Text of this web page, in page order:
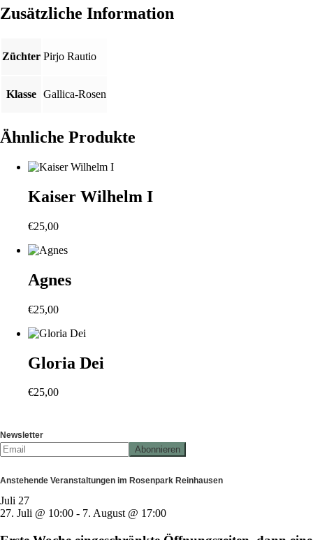
Zusätzliche Information
Züchter Pirjo Rautio
Klasse Gallica-Rosen
Ähnliche Produkte
Kaiser Wilhelm I
€25,00
Agnes
€25,00
Gloria Dei
€25,00
Newsletter
Anstehende Veranstaltungen im Rosenpark Reinhausen
Juli 27
27. Juli @ 10:00 - 7. August @ 17:00